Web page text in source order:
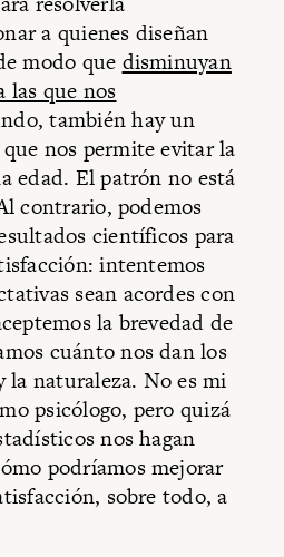
a quienes diseñan
modo que disminuyan
las que nos
también hay un
nos permite evitar la
edad. El patrón no está
contrario, podemos
científicos para
intentemos
sean acordes con
la brevedad de
cuánto nos dan los
la naturaleza. No es mi
psicólogo, pero quizá
nos hagan
podríamos mejorar
sobre todo, a